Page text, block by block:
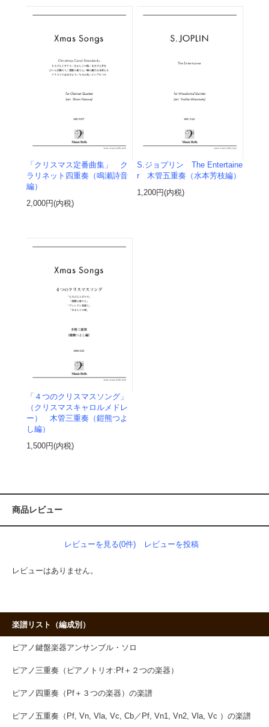
「クリスマス定番曲集」 ク
ラリネット四重奏（鳴瀬詩音
編）
2,000円(内税)
S.ジョプリン The Entertaine
r 木管五重奏（水本芳枝編）
1,200円(内税)
「４つのクリスマスソング」
（クリスマスキャロルメドレ
ー） 木管三重奏（鎧熊つよ
し編）
1,500円(内税)
商品レビュー
レビューを見る(0件) レビューを投稿
レビューはありません。
楽譜リスト（編成別）
ピアノ鍵盤楽器アンサンブル・ソロ
ピアノ三重奏（ピアノトリオ:Pf＋２つの楽器）
ピアノ四重奏（Pf＋３つの楽器）の楽譜
ピアノ五重奏（Pf, Vn, Vla, Vc, Cb／Pf, Vn1, Vn2, Vla, Vc ）の楽譜